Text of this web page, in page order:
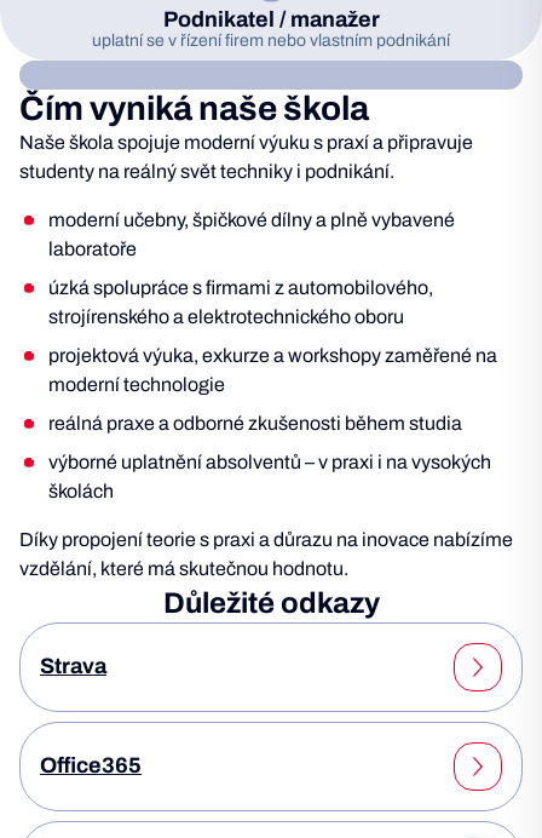
Podnikatel / manažer
uplatní se v řízení firem nebo vlastním podnikání
Čím vyniká naše škola
Naše škola spojuje moderní výuku s praxí a připravuje
studenty na reálný svět techniky i podnikání.
moderní učebny, špičkové dílny a plně vybavené
laboratoře
úzká spolupráce s firmami z automobilového,
strojírenského a elektrotechnického oboru
projektová výuka, exkurze a workshopy zaměřené na
moderní technologie
reálná praxe a odborné zkušenosti během studia
výborné uplatnění absolventů – v praxi i na vysokých
školách
Díky propojení teorie s praxi a důrazu na inovace nabízíme
vzdělání, které má skutečnou hodnotu.
Důležité odkazy
Strava
Office365